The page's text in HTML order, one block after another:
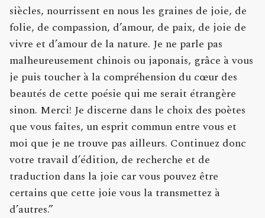
siècles, nourrissent en nous les graines de joie, de
folie, de compassion, d’amour, de paix, de joie de
vivre et d’amour de la nature. Je ne parle pas
malheureusement chinois ou japonais, grâce à vous
je puis toucher à la compréhension du cœur des
beautés de cette poésie qui me serait étrangère
sinon. Merci! Je discerne dans le choix des poètes
que vous faîtes, un esprit commun entre vous et
moi que je ne trouve pas ailleurs. Continuez donc
votre travail d’édition, de recherche et de
traduction dans la joie car vous pouvez être
certains que cette joie vous la transmettez à
d’autres.”